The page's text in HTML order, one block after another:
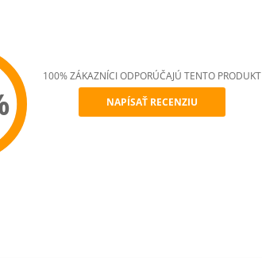
100% ZÁKAZNÍCI ODPORÚČAJÚ TENTO PRODUKT
NAPÍSAŤ RECENZIU